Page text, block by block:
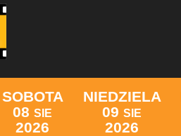
SOBOTA
08 SIE
2026
NIEDZIELA
09 SIE
2026